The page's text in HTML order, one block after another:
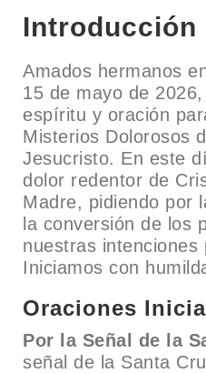
Introducción
Amados hermanos
15 de mayo de
espíritu y oración
Misterios Dolorosos
Jesucristo. En este
dolor redentor de
Madre, pidiendo por
la conversión de los
nuestras intenciones
Iniciamos con
Oraciones
Por la Señal de la
señal de la Santa